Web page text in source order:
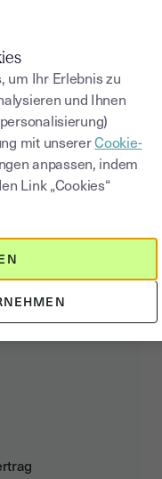
um Ihr Erlebnis zu
und Ihnen
mit unsererCookie-
anpassen, indem
Link „Cookies“